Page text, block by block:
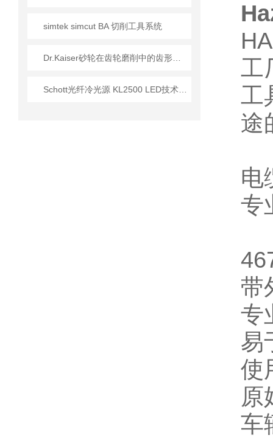
simtek simcut BA 切削工具系统
工
工
途
电
专
带
专
易
使
原
车